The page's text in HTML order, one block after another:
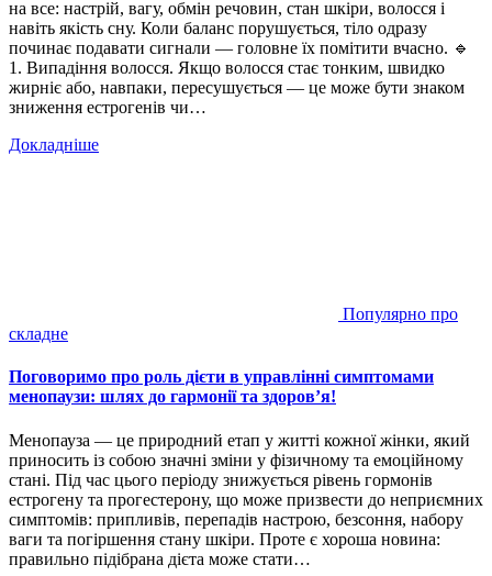
на все: настрій, вагу, обмін речовин, стан шкіри, волосся і
навіть якість сну. Коли баланс порушується, тіло одразу
починає подавати сигнали — головне їх помітити вчасно. 🔹
1. Випадіння волосся. Якщо волосся стає тонким, швидко
жирніє або, навпаки, пересушується — це може бути знаком
зниження естрогенів чи…
Докладніше
Популярно про
складне
Поговоримо про роль дієти в управлінні симптомами
менопаузи: шлях до гармонії та здоров’я!
Менопауза — це природний етап у житті кожної жінки, який
приносить із собою значні зміни у фізичному та емоційному
стані. Під час цього періоду знижується рівень гормонів
естрогену та прогестерону, що може призвести до неприємних
симптомів: припливів, перепадів настрою, безсоння, набору
ваги та погіршення стану шкіри. Проте є хороша новина:
правильно підібрана дієта може стати…